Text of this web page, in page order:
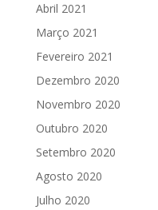
Abril 2021
Março 2021
Fevereiro 2021
Dezembro 2020
Novembro 2020
Outubro 2020
Setembro 2020
Agosto 2020
Julho 2020